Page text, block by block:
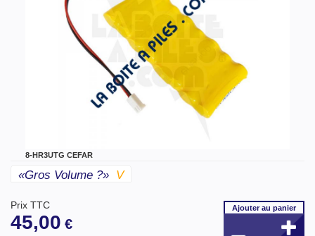
8-HR3UTG CEFAR
«gros Volume ?» V
Prix TTC
45,00 €
Ajouterau panier